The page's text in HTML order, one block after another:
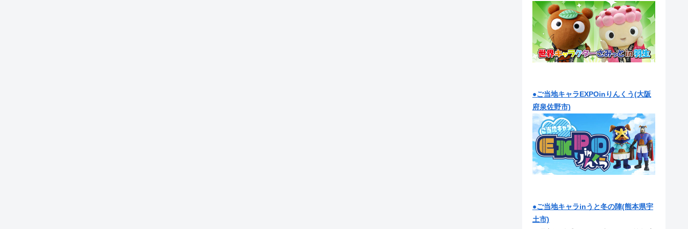
●ご当地キャラEXPOinりんくう(大阪
府泉佐野市)
●ご当地キャラinうと冬の陣(熊本県宇
土市)